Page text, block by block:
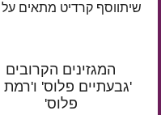
שיתווסף קרדיט מתאים
המגזינים הקרובים
'גבעתיים פלוס' ו'רמת
פלוס'